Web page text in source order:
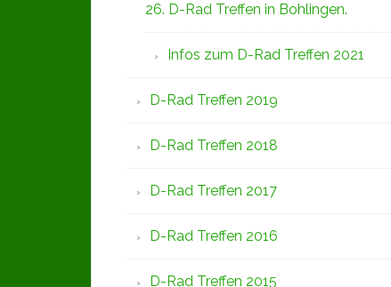
26. D-Rad Treffen in Bohlingen.
Infos zum D-Rad Treffen 2021
D-Rad Treffen 2019
D-Rad Treffen 2018
D-Rad Treffen 2017
D-Rad Treffen 2016
D-Rad Treffen 2015